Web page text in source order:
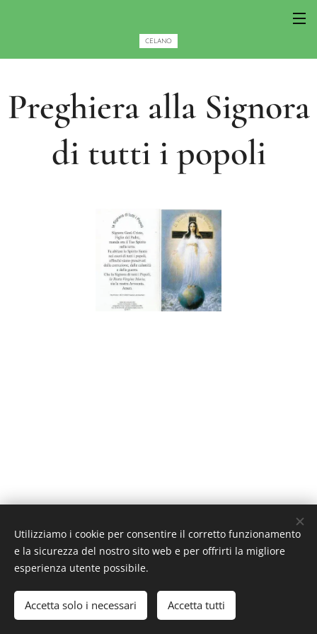
CELANO
Preghiera alla Signora
di tutti i popoli
Rione Vaschette 67043 Celano (AQ)
3387376001
Tutti i diritti riservati 2020
Creato con Webnode Cookies
Utilizziamo i cookie per consentire il corretto funzionamento
e la sicurezza del nostro sito web e per offrirti la migliore
esperienza utente possibile.
Accetta solo i necessari Accetta tutti